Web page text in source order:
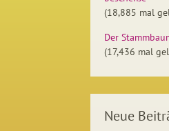
(18,885 mal
Der
(17,436 mal
Neue